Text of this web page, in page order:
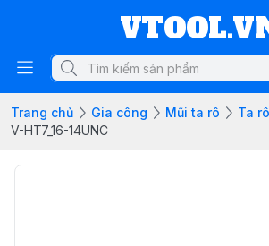
Trang chủ Gia công Mũi ta rô
Ta
V-HT7_16-14UNC